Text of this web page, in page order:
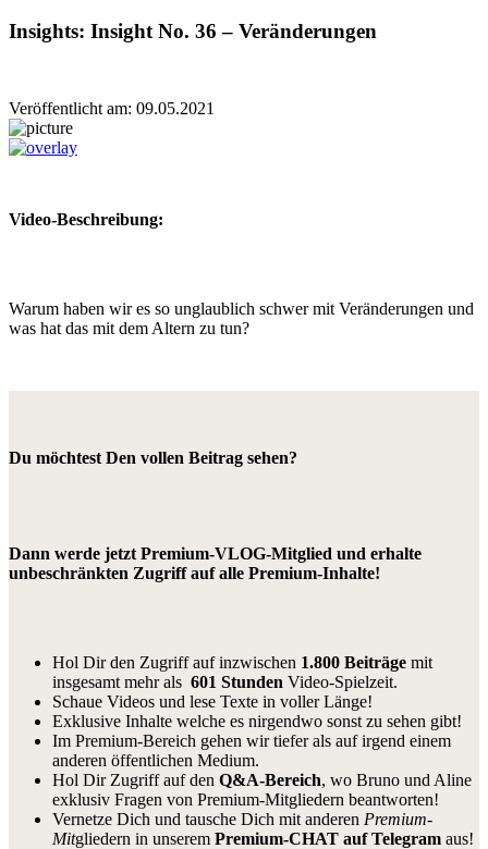
Insights: Insight No. 36 – Veränderungen
Veröffentlicht am: 09.05.2021
Video-Beschreibung:
Warum haben wir es so unglaublich schwer mit Veränderungen und
was hat das mit dem Altern zu tun?
Du möchtest Den vollen Beitrag sehen?
Dann werde jetzt Premium-VLOG-Mitglied und erhalte
unbeschränkten Zugriff auf alle Premium-Inhalte!
Hol Dir den Zugriff auf inzwischen 1.800 Beiträge mit
insgesamt mehr als 601 Stunden Video-Spielzeit.
Schaue Videos und lese Texte in voller Länge!
Exklusive Inhalte welche es nirgendwo sonst zu sehen gibt!
Im Premium-Bereich gehen wir tiefer als auf irgend einem
anderen öffentlichen Medium.
Hol Dir Zugriff auf den Q&A-Bereich, wo Bruno und Aline
exklusiv Fragen von Premium-Mitgliedern beantworten!
Vernetze Dich und tausche Dich mit anderen Premium-
Mitgliedern in unserem Premium-CHAT auf Telegram aus!